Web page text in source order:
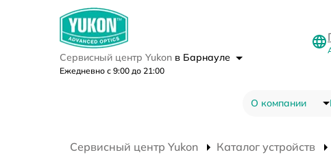
Сервисный центр Yukon в Барнауле
Ежедневно с 9:00 до 21:00
О компании
Сервисный центр Yukon Каталог устройств